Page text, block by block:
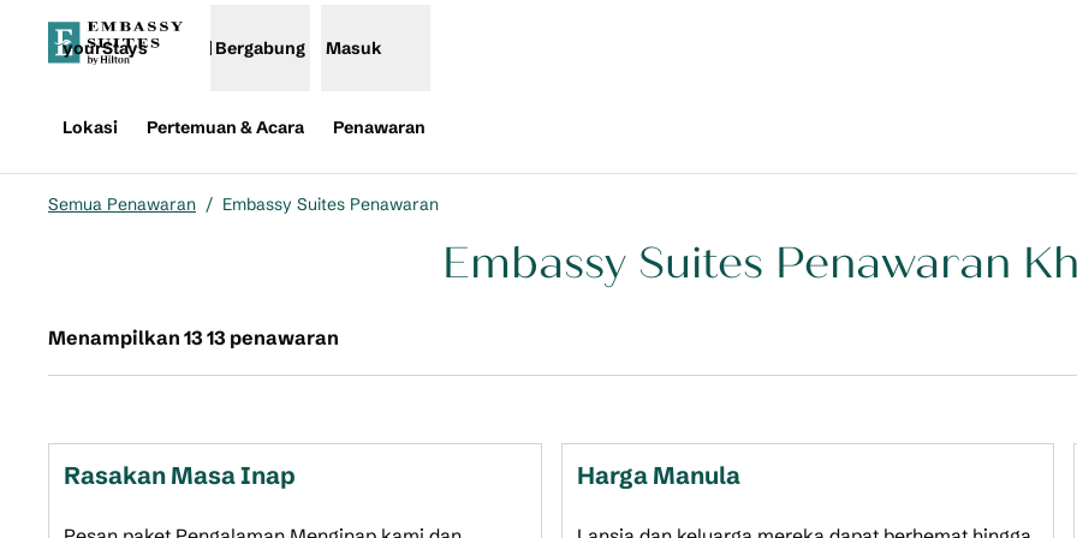
yourStays Bergabung Masuk
Lokasi Pertemuan & Acara Penawaran
Semua Penawaran / Embassy Suites Penawaran
Embassy Suites Penawaran
Menampilkan 13 13 penawaran
Rasakan Masa Inap Harga Manula